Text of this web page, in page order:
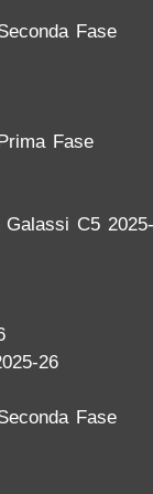
Fase
Fase
Galassi C5
26
Fase